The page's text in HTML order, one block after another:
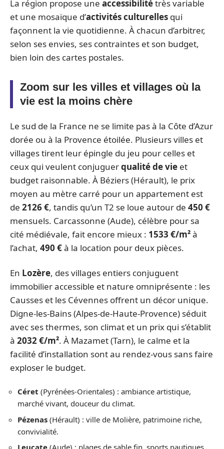
La région propose une accessibilitétrès variable
et une mosaïque d’activités culturelles qui
façonnent la vie quotidienne. À chacun d’arbitrer,
selon ses envies, ses contraintes et son budget,
bien loin des cartes postales.
Zoom sur les villes et villages où la
vie est la moins chère
Le sud de la France ne se limite pas à la Côte d’Azur
dorée ou à la Provence étoilée. Plusieurs villes et
villages tirent leur épingle du jeu pour celles et
ceux qui veulent conjuguerqualité de vie et
budget raisonnable. À Béziers (Hérault), le prix
moyen au mètre carré pour un appartement est
de 2126 €, tandis qu’un T2 se loue autour de 450 €
mensuels. Carcassonne (Aude), célèbre pour sa
cité médiévale, fait encore mieux : 1533 €/m²à
l’achat, 490 €à la location pour deux pièces.
En Lozère, des villages entiers conjuguent
immobilier accessible et nature omniprésente : les
Causses et les Cévennes offrent un décor unique.
Digne-les-Bains (Alpes-de-Haute-Provence) séduit
avec ses thermes, son climat et un prix qui s’établit
à 2032 €/m². À Mazamet (Tarn), le calme et la
facilité d’installation sont au rendez-vous sans faire
exploser le budget.
Céret (Pyrénées-Orientales) : ambiance artistique,
marché vivant, douceur du climat.
Pézenas (Hérault) : ville de Molière, patrimoine riche,
convivialité.
Leucate (Aude) : plages de sable fin, sports nautiques,